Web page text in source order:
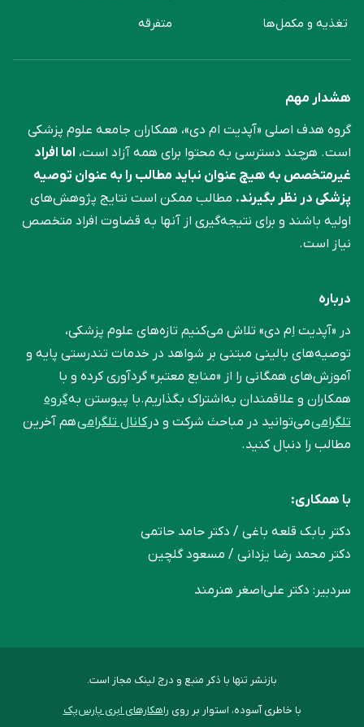
تغذیه و مکمل‌ها
متفرقه
هشدار مهم
گروه هدف اصلی «آپدیت ام دی»، همکاران جامعه علوم ‌پزشکی
است. هرچند دسترسی به محتوا برای همه آزاد است، اما افراد
غیرمتخصص به هیچ عنوان نباید مطالب را به عنوان توصیه
پزشکی در نظر بگیرند. مطالب ممکن است نتایج پژوهش‌های
اولیه باشند و برای نتیجه‌گیری از آنها به قضاوت افراد متخصص
نیاز است.
درباره
در «آپدیت اِم دی» تلاش می‌کنیم تازه‌های علوم پزشکی،
توصیه‌های بالینی مبتنی بر شواهد در خدمات تندرستی پایه و
آموزش‌های همگانی را از «منابع معتبر» گردآوری کرده و با
همکاران و علاقمندان به‌اشتراک بگذاریم.با پیوستن بهگروه
تلگرامیمی‌توانید در مباحث شرکت و درکانال تلگرامیهم آخرین
مطالب را دنبال کنید.
با همکاری:
دکتر بابک قلعه‌ باغی / دکتر حامد حاتمی
دکتر محمد رضا یزدانی / مسعود گلچین
سردبیر: دکتر علی‌اصغر هنرمند
بازنشر تنها با ذکر منبع و درج لینک مجاز است.
با خاطری آسوده، استوار بر روی راهکارهای ابری پارس‌پک